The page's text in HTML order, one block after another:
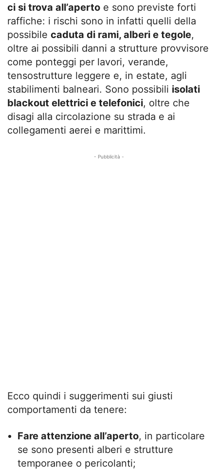
ci si trova all’aperto e sono previste forti
raffiche: i rischi sono in infatti quelli della
possibile caduta di rami, alberi e tegole,
oltre ai possibili danni a strutture provvisore
come ponteggi per lavori, verande,
tensostrutture leggere e, in estate, agli
stabilimenti balneari. Sono possibili isolati
blackout elettrici e telefonici, oltre che
disagi alla circolazione su strada e ai
collegamenti aerei e marittimi.
- Pubblicità -
Ecco quindi i suggerimenti sui giusti
comportamenti da tenere:
Fare attenzione all’aperto, in particolare
se sono presenti alberi e strutture
temporanee o pericolanti;